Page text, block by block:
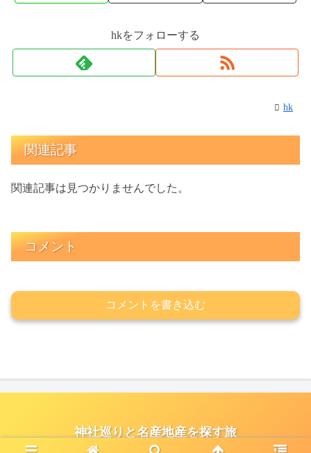
hkをフォローする
hk
関連記事
関連記事は見つかりませんでした。
コメント
コメントを書き込む
神社巡りと名産地産を探す旅